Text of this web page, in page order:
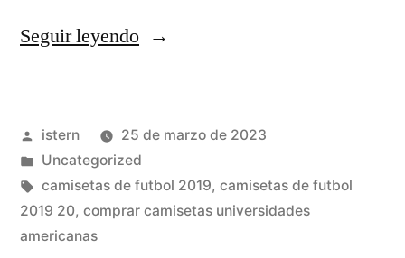
Seguir leyendo«enmarcar
Publicado
por
istern
25 de marzo de 2023
Publicado
en
Uncategorized
Etiquetas:
camisetas de futbol 2019, camisetas de futbol
2019 20, comprar camisetas universidades
americanas